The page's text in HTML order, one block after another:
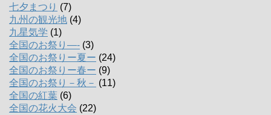
七夕まつり (7)
九州の観光地 (4)
九星気学 (1)
全国のお祭り―- (3)
全国のお祭りー夏ー (24)
全国のお祭りー春ー (9)
全国のお祭り－秋－ (11)
全国の紅葉 (6)
全国の花火大会 (22)